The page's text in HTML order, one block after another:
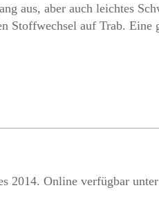
aus, aber auch leichtes
Stoffwechsel auf Trab.
2014. Online verfügbar unter